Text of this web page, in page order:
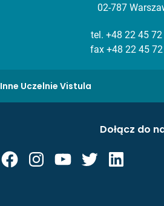
02-787
tel. +48 22 45 72
fax +48 22 45
Inne Uczelnie Vistula
Dołącz do